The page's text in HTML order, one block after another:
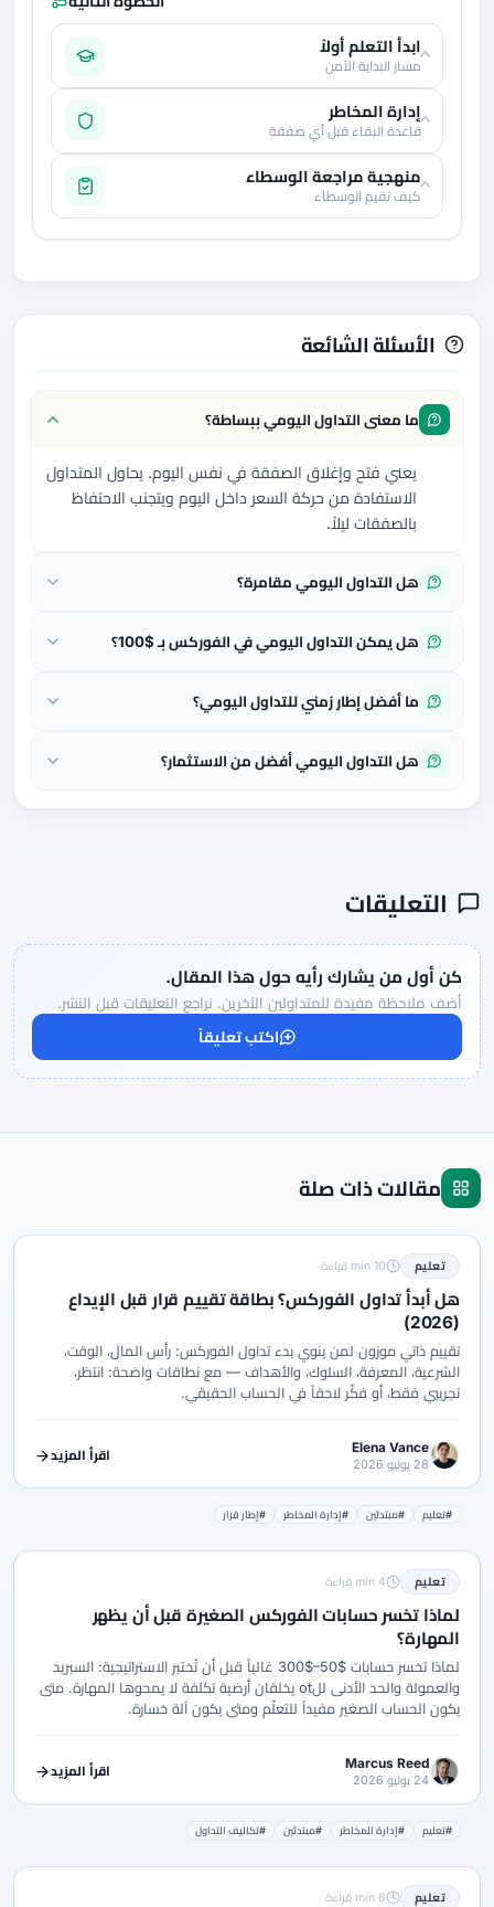
ابدأ التعلم أولاً
مسار البداية الآمن
إدارة المخاطر
قاعدة البقاء قبل أي صفقة
منهجية مراجعة الوسطاء
كيف نقيم الوسطاء
الأسئلة الشائعة
ما معنى التداول اليومي ببساطة؟
يعني فتح وإغلاق الصفقة في نفس اليوم. يحاول المتداول
الاستفادة من حركة السعر داخل اليوم ويتجنب الاحتفاظ
بالصفقات ليلاً.
هل التداول اليومي مقامرة؟
هل يمكن التداول اليومي في الفوركس بـ $100؟
ما أفضل إطار زمني للتداول اليومي؟
هل التداول اليومي أفضل من الاستثمار؟
التعليقات
كن أول من يشارك رأيه حول هذا المقال.
أضف ملاحظة مفيدة للمتداولين الآخرين. نراجع التعليقات قبل النشر.
اكتب تعليقاً
مقالات ذات صلة
تعليم 10 min قراءة
هل أبدأ تداول الفوركس؟ بطاقة تقييم قرار قبل الإيداع
(2026)
تقييم ذاتي موزون لمن ينوي بدء تداول الفوركس: رأس المال، الوقت،
الشرعية، المعرفة، السلوك، والأهداف — مع نطاقات واضحة: انتظر،
تجريبي فقط، أو فكّر لاحقاً في الحساب الحقيقي.
Elena Vance
28 يوليو 2026
اقرأ المزيد
#تعليم #مبتدئين #إدارة المخاطر #إطار قرار
تعليم 4 min قراءة
لماذا تخسر حسابات الفوركس الصغيرة قبل أن يظهر
المهارة؟
لماذا تخسر حسابات $50–$300 غالباً قبل أن تُختبر الاستراتيجية: السبريد
والعمولة والحد الأدنى للot يخلقان أرضية تكلفة لا يمحوها المهارة. متى
يكون الحساب الصغير مفيداً للتعلّم ومتى يكون آلة خسارة.
Marcus Reed
24 يوليو 2026
اقرأ المزيد
#تعليم #إدارة المخاطر #مبتدئين #تكاليف التداول
تعليم 6 min قراءة